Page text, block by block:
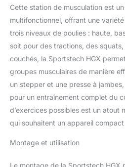
câbles
pieds
un
vous
Live,
de la
client
Cette station de musculation est
multifonctionnel, offrant une
trois niveaux de poulies : haute,
soit pour des tractions, des
couchés, la Sportstech HGX
groupes musculaires de manière
un stepper et une presse à
pour un entraînement complet du
d’exercices possibles est un atout
qui souhaitent un appareil
Montage et utilisation
Le montage de la Sportstech HGX